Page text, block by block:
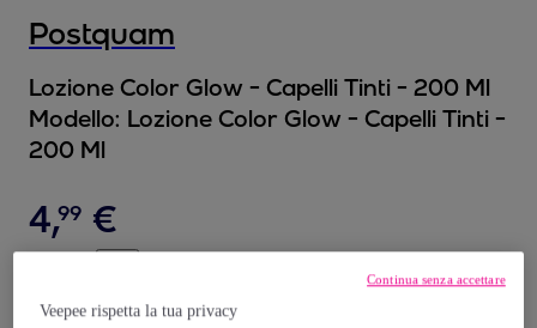
Postquam
Lozione Color Glow - Capelli Tinti - 200 Ml
Modello: Lozione Color Glow - Capelli Tinti -
200 Ml
4,99 €
Veepee rispetta la tua privacy
Continua senza accettare